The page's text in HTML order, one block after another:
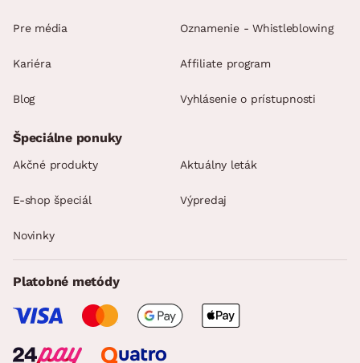
Pre média
Kariéra
Blog
Oznamenie - Whistleblowing
Affiliate program
Vyhlásenie o prístupnosti
Špeciálne ponuky
Akčné produkty Aktuálny leták
E-shop špeciál Výpredaj
Novinky
Platobné metódy